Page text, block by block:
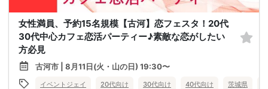
女性満員、予約15名規模【古河】恋フェスタ！20代
30代中心カフェ恋活パーティー♪素敵な恋がしたい
方必見
古河市 | 8月11日(火・山の日) 19:30〜
イベントジェイ 20代向け 30代向け 40代向け 茨城県